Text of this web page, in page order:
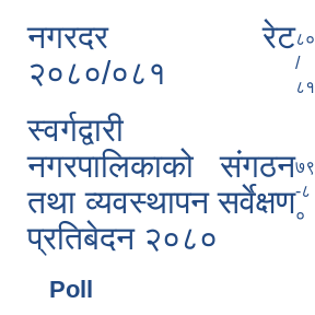
नगरदर रेट
२०८०/०८१
८०
/
८१
स्वर्गद्वारी
नगरपालिकाको संगठन
तथा व्यवस्थापन सर्वेक्षण
प्रतिबेदन २०८०
७९
-८
०
Poll